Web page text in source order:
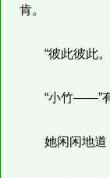
肯。
“彼此彼此。
“小竹——”有
她闲闲地道